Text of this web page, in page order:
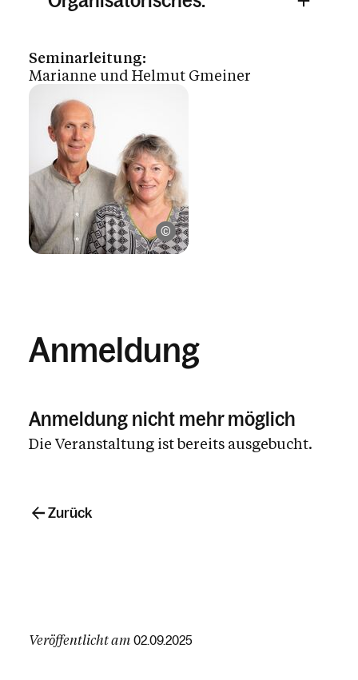
Veröffentlicht am 02.09.2025
Seminarleitung:
Marianne und Helmut Gmeiner
© 2024 Weissengruber & Partner
Anmeldung
Anmeldung nicht mehr möglich
Die Veranstaltung ist bereits ausgebucht.
Zurück